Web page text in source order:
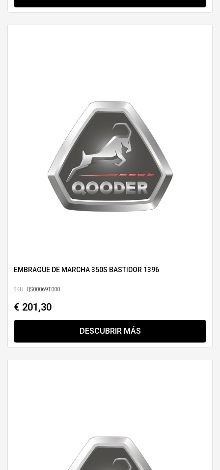
EMBRAGUE DE MARCHA 350S BASTIDOR 1396
SKU: QS00069T000
€ 201,30
DESCUBRIR MÁS